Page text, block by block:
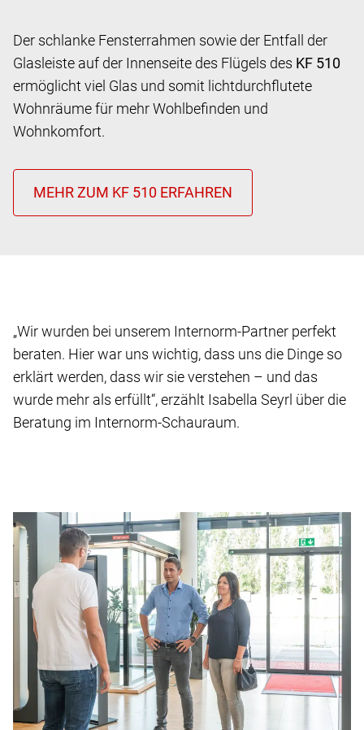
Der schlanke Fensterrahmen sowie der Entfall der
Glasleiste auf der Innenseite des Flügels des KF 510
ermöglicht viel Glas und somit lichtdurchflutete
Wohnräume für mehr Wohlbefinden und
Wohnkomfort.
„Wir wurden bei unserem Internorm-Partner perfekt
beraten. Hier war uns wichtig, dass uns die Dinge so
erklärt werden, dass wir sie verstehen – und das
wurde mehr als erfüllt“, erzählt Isabella Seyrl über die
Beratung im Internorm-Schauraum.